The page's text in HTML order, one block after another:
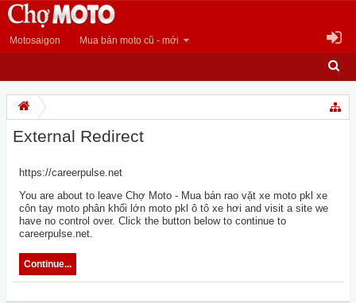
Motosaigon Mua bán moto cũ - mới
External Redirect
https://careerpulse.net
You are about to leave Chợ Moto - Mua bán rao vặt xe moto pkl xe
côn tay moto phân khối lớn moto pkl ô tô xe hơi and visit a site we
have no control over. Click the button below to continue to
careerpulse.net.
Continue...